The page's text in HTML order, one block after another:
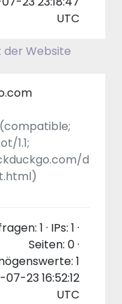
UTC
der Website
1.1;
d
1 · IPs: 1 ·
Seiten: 0 ·
1
23 16:52:12
UTC